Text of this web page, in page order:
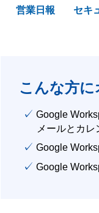
営業日報 セキ
こんな方に
✓ Google
メールとカレ
✓ Google
✓ Google